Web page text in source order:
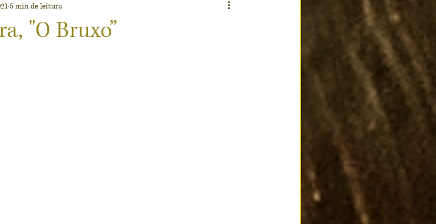
Ariel Capa
"O Bruxo”
5 min de leitura